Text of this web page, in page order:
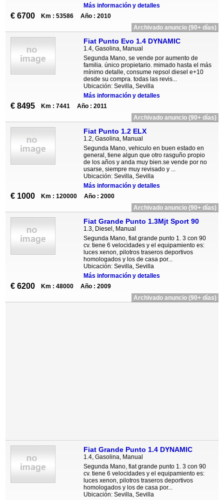
Más información y detalles
€ 6700 Km : 53586
Año : 2010
Archivado anuncio (90+ días)
Fiat Punto Evo 1.4 DYNAMIC
1.4, Gasolina, Manual
Segunda Mano, se vende por aumento de
familia. único propietario. mimado hasta el más
mínimo detalle, consume repsol diesel e+10
desde su compra. todas las revis...
Ubicación: Sevilla, Sevilla
Más información y detalles
€ 8495 Km : 7441
Año : 2011
Archivado anuncio (90+ días)
Fiat Punto 1.2 ELX
1.2, Gasolina, Manual
Segunda Mano, vehiculo en buen estado en
general, tiene algun que otro rasguño propio
de los años y anda muy bien.se vende por no
usarse, siempre muy revisado y ...
Ubicación: Sevilla, Sevilla
Más información y detalles
€ 1000 Km : 120000
Año : 2000
Archivado anuncio (90+ días)
Fiat Grande Punto 1.3Mjt Sport 90
1.3, Diesel, Manual
Segunda Mano, fiat grande punto 1. 3 con 90
cv. tiene 6 velocidades y el equipamiento es:
luces xenon, pilotros traseros deportivos
homologados y los de casa por...
Ubicación: Sevilla, Sevilla
Más información y detalles
€ 6200 Km : 48000
Año : 2009
Archivado anuncio (90+ días)
Fiat Grande Punto 1.4 DYNAMIC
1.4, Gasolina, Manual
Segunda Mano, fiat grande punto 1. 3 con 90
cv. tiene 6 velocidades y el equipamiento es:
luces xenon, pilotros traseros deportivos
homologados y los de casa por...
Ubicación: Sevilla, Sevilla